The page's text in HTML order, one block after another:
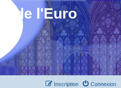
de l'Euro
Connexion
Inscription